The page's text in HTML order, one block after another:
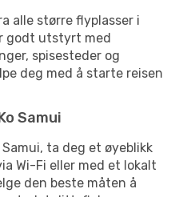
alle større flyplasser i
godt utstyrt med
spisesteder og
deg med å starte reisen
Samui
ta deg et øyeblikk
Wi-Fi eller med et lokalt
den beste måten å